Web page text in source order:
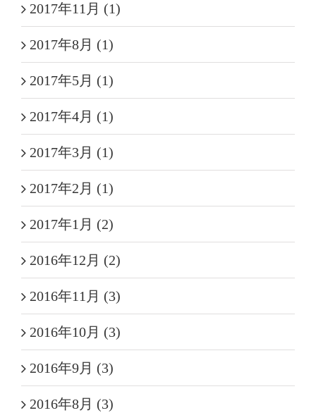
2017年11月 (1)
2017年8月 (1)
2017年5月 (1)
2017年4月 (1)
2017年3月 (1)
2017年2月 (1)
2017年1月 (2)
2016年12月 (2)
2016年11月 (3)
2016年10月 (3)
2016年9月 (3)
2016年8月 (3)